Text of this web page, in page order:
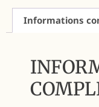
Informations